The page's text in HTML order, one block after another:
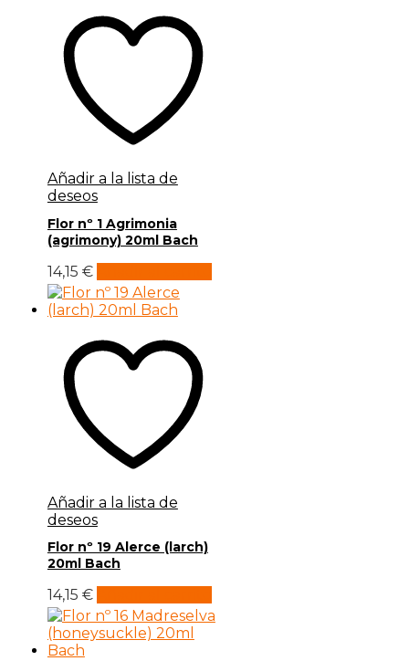
Añadir a la lista de
deseos
Flor nº 1 Agrimonia
(agrimony) 20ml Bach
14,15 €
Añadir a la lista de
deseos
Flor nº 19 Alerce (larch)
20ml Bach
14,15 €